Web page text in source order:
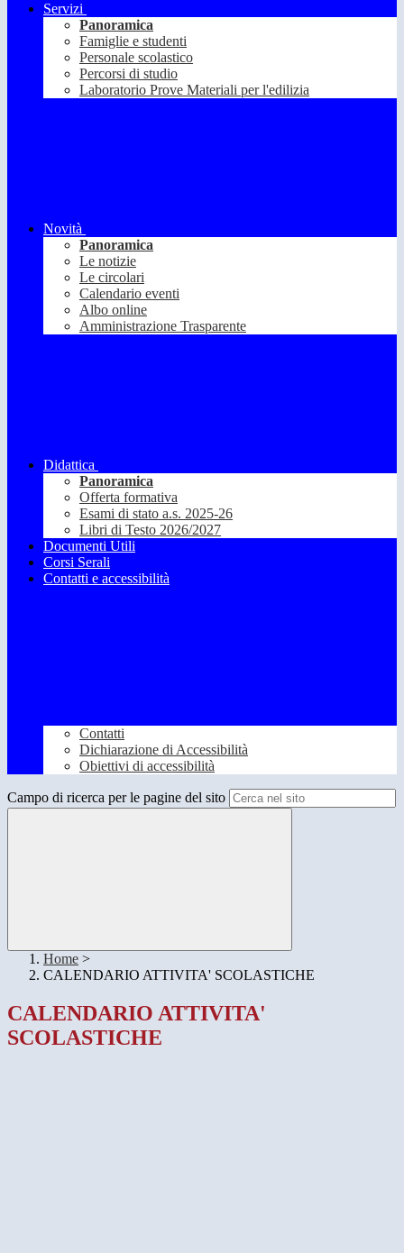
Servizi
Panoramica
Famiglie e studenti
Personale scolastico
Percorsi di studio
Laboratorio Prove Materiali per l'edilizia
Novità
Panoramica
Le notizie
Le circolari
Calendario eventi
Albo online
Amministrazione Trasparente
Didattica
Panoramica
Offerta formativa
Esami di stato a.s. 2025-26
Libri di Testo 2026/2027
Documenti Utili
Corsi Serali
Contatti e accessibilità
Contatti
Dichiarazione di Accessibilità
Obiettivi di accessibilità
Campo di ricerca per le pagine del sito
Home >
CALENDARIO ATTIVITA' SCOLASTICHE
CALENDARIO ATTIVITA'
SCOLASTICHE